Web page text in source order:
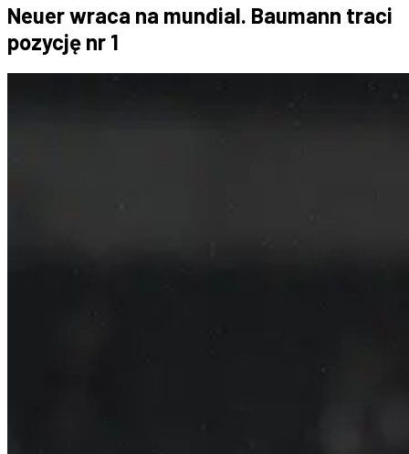
Neuer wraca na mundial. Baumann traci
pozycję nr 1